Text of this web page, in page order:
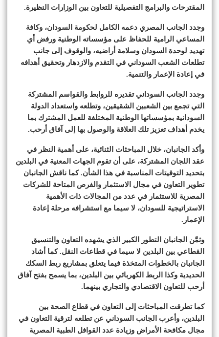
المقترحات والبرامج التفصيلية للتعاون بين الوزارات النظيرة.
وجدد الجانب المصري دعمه الكامل لحكومة السودان، وكافة
المساعي الرامية للحفاظ على مؤسساته الوطنية ورفض أي
تهديد لوحدة السودان وسلامة أراضيه، والوقوف إلى جانب
تطلعات الشعب السوداني في التقدم والازدهار وتحقيق أهدافه
في إعادة الإعمار والتنمية.
وجدد الجانب السوداني تقديره للروابط والقواسم المشتركة
التي تجمع بين الشعبين الشقيقين، وتطلعه واستعداد الدولة
السودانية بمؤسساتها الوطنية المختلفة للعمل المشترك بما
يخدم أهداف تعزيز تلك العلاقة والوصول بها إلى آفاق أرحب.
وأكد الجانبان، خلال المباحثات الثنائية، على أهمية النظر في
عقد اللجان المشتركة، على أن تقوم الجهات المعنية في البلدين
بتحديد التوقيتات المناسبة في هذا الشأن. كما ناقش الجانبان
تطوير التعاون في مجال الاستثمار والفرص المتاحة للشركات
المصرية للاستثمار في عدد من المجالات ذات الأهمية
الاستراتيجية للسودان، لا سيما مع استشرافه مرحلة إعادة
الإعمار.
وثمَّن الجانبان التطور الكبير الذي يشهده التعاون والتنسيق
القطاعي بين البلدين لا سيما في قطاعات النقل. كما أشاد
الجانبان بالخطوات المتخذة فيما يتعلق بمشاريع ربط السكك
الحديدية وكذا الربط الكهربائي بين البلدين، بما يسمح بفتح آفاق
أرحب للتعاون الاقتصادي والتجاري بينهما.
كما تطرقت المباحثات إلى التعاون في قطاع الصحة بين
البلدين، وأعرب الجانب السوداني عن تطلعه لترقية التعاون في
مجال مكافحة الأمراض وزيادة عدد القوافل الطبية المصرية